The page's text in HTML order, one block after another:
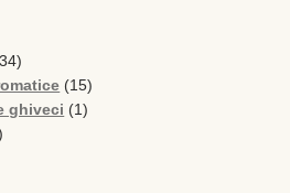
3434
de
produse
1515
produse
ghiveci 11